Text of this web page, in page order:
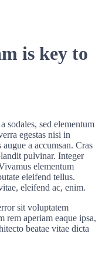
is key to
sodales, sed elementum
egestas nisi in
augue a accumsan. Cras
pulvinar. Integer
elementum
eleifend tellus.
eleifend ac, enim.
sit voluptatem
rem aperiam eaque ipsa,
beatae vitae dicta